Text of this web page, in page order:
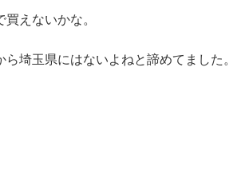
えないかな。
ら埼玉県にはないよねと諦めてました。